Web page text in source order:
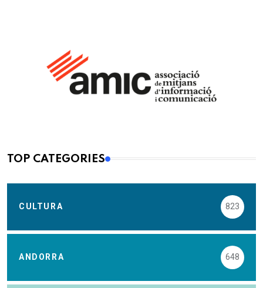
TOP CATEGORIES
CULTURA 823
ANDORRA 648